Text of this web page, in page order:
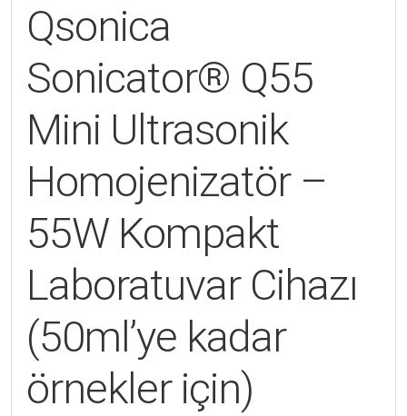
Qsonica
Sonicator® Q55
Mini Ultrasonik
Homojenizatör –
55W Kompakt
Laboratuvar Cihazı
(50ml’ye kadar
örnekler için)